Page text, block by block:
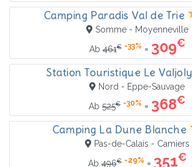
Camping Paradis Val de Trie
Somme - Moyenneville
Ab461€ -33% = 309€
Station Touristique Le Valjoly
Nord - Eppe-Sauvage
Ab 525€ -30% = 368€
Camping La Dune Blanche
Pas-de-Calais - Camiers
Ab496€ -29% = 351€